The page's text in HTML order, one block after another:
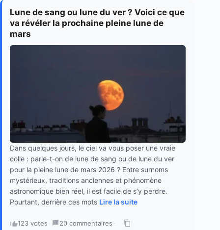
Lune de sang ou lune du ver ? Voici ce que
va révéler la prochaine pleine lune de
mars
Dans quelques jours, le ciel va vous poser une vraie
colle : parle-t-on de lune de sang ou de lune du ver
pour la pleine lune de mars 2026 ? Entre surnoms
mystérieux, traditions anciennes et phénomène
astronomique bien réel, il est facile de s’y perdre.
Pourtant, derrière ces mots Lire la suite
123 votes · 20 commentaires ·